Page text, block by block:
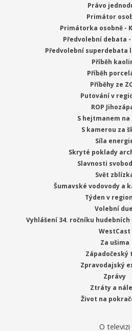
Právo
Primátor
Primátorka osobně -
Předvolební debata -
Předvolební superdebata
Příběh
Příběh
Příběhy ze
Putování v
ROP
S hejtmanem
S kamerou za
Síla
Skryté poklady
Slavnosti
Svět
Šumavské vodovody a
Týden v
Volební
Vyhlášení 34. ročníku hudebních
WestCast
Za ušima
Západočeský
Zpravodajský
Zprávy
Ztráty a
Život na
O televizi